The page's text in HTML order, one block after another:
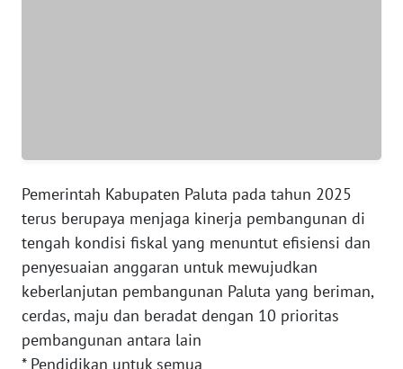
Pemerintah Kabupaten Paluta pada tahun 2025
terus berupaya menjaga kinerja pembangunan di
tengah kondisi fiskal yang menuntut efisiensi dan
penyesuaian anggaran untuk mewujudkan
keberlanjutan pembangunan Paluta yang beriman,
cerdas, maju dan beradat dengan 10 prioritas
pembangunan antara lain
* Pendidikan untuk semua
WN
SERAMBI
WN
JAMBI
WN